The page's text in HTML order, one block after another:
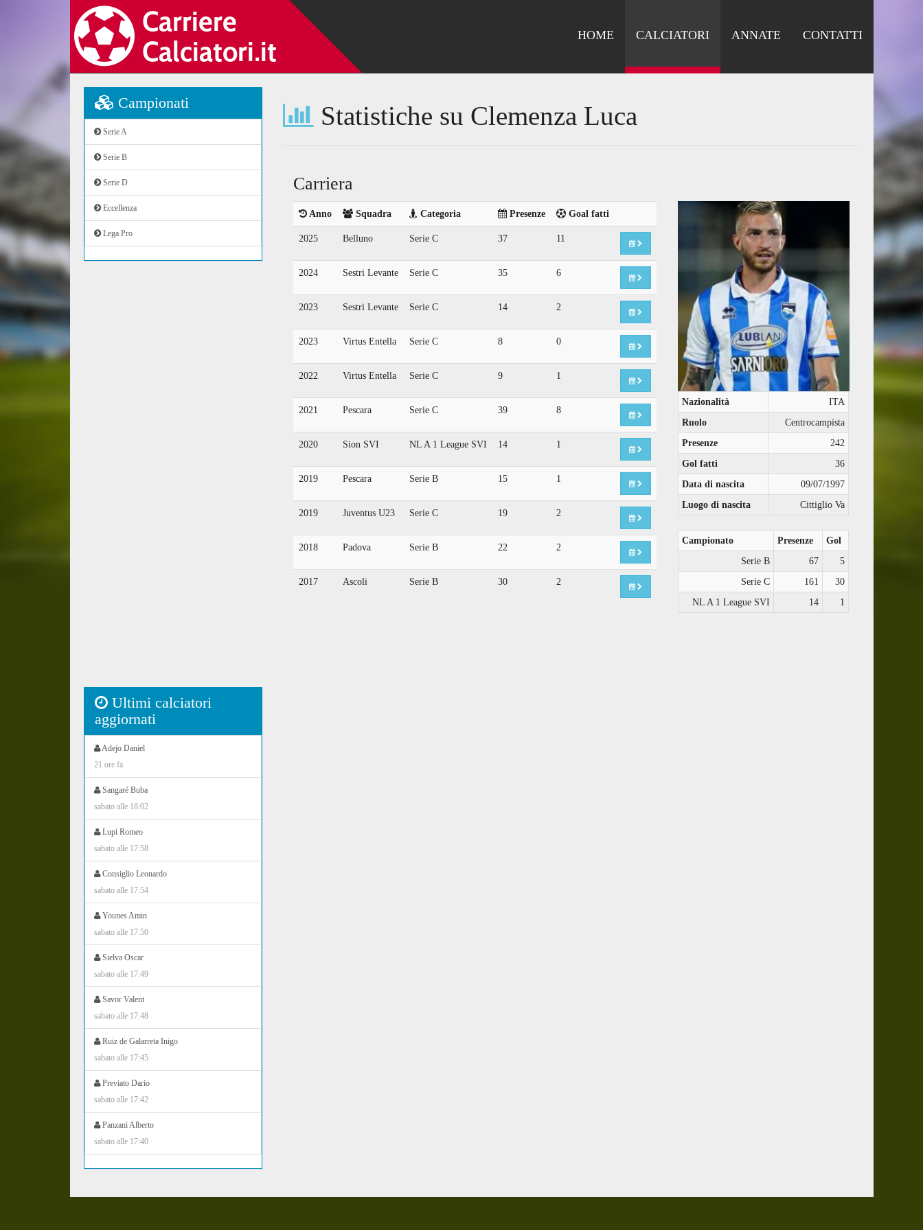
HOME CALCIATORI ANNATE CONTATTI
Campionati
Serie A
Serie B
Serie D
Eccellenza
Lega Pro
Ultimi calciatori
aggiornati
Adejo Daniel
21 ore fa
Sangaré Buba
sabato alle 18:02
Lupi Romeo
sabato alle 17:58
Consiglio Leonardo
sabato alle 17:54
Younes Amin
sabato alle 17:50
Sielva Oscar
sabato alle 17:49
Savor Valent
sabato alle 17:48
Ruiz de Galarreta Inigo
sabato alle 17:45
Previato Dario
sabato alle 17:42
Panzani Alberto
sabato alle 17:40
Statistiche su Clemenza Luca
Carriera
Anno Squadra Categoria Presenze Goal fatti
2025 Belluno Serie C 37 11
2024 Sestri Levante Serie C 35 6
2023 Sestri Levante Serie C 14 2
2023 Virtus Entella Serie C 8 0
2022 Virtus Entella Serie C 9 1
2021 Pescara Serie C 39 8
2020 Sion SVI NL A 1 League SVI 14 1
2019 Pescara Serie B 15 1
2019 Juventus U23 Serie C 19 2
2018 Padova Serie B 22 2
2017 Ascoli Serie B 30 2
Nazionalità
ITA
Ruolo
Centrocampista
Presenze
242
Gol fatti
36
Data di nascita
09/07/1997
Luogo di nascita
Cittiglio Va
Campionato Presenze
Gol
Serie B
67
5
Serie C
161
30
NL A 1 League SVI
14 1